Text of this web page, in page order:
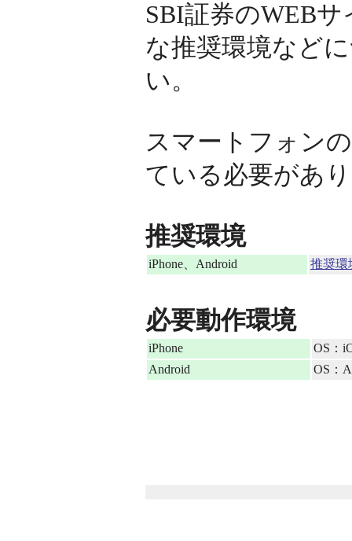
SBI証券のWEB
な推奨環境など
い。
スマートフォン
ている必要があ
推奨環境
iPhone、Android 推奨環
必要動作環境
iPhone
OS：
Android
OS：